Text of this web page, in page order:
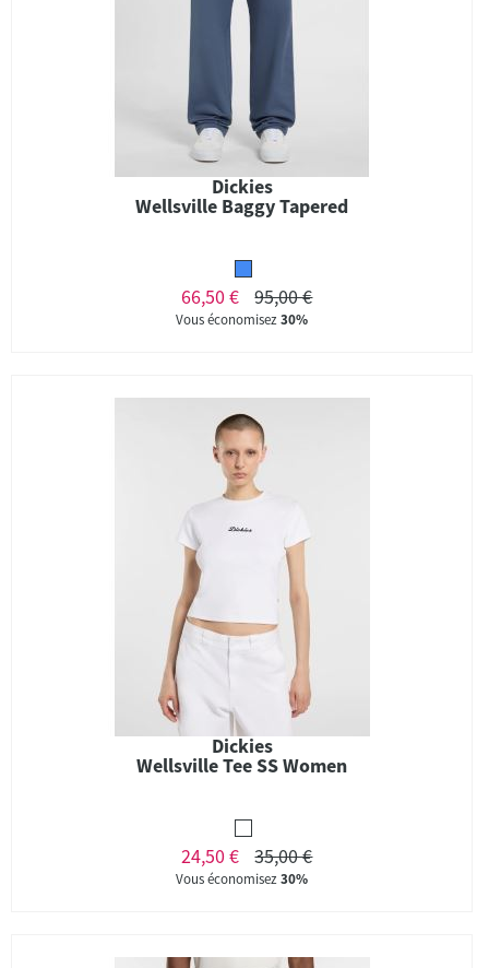
Dickies
Wellsville Baggy Tapered
66,50 € 95,00 €
Vous économisez30%
Dickies
Wellsville Tee SS Women
24,50 € 35,00 €
Vous économisez30%